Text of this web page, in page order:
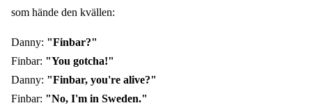
som hände den kvällen:
Danny: "Finbar?"
Finbar: "You gotcha!"
Danny: "Finbar, you're alive?"
Finbar: "No, I'm in Sweden."